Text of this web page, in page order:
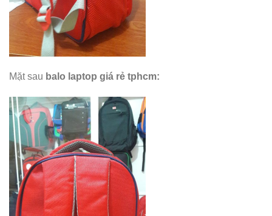
Mặt sau balo laptop giá rẻ tphcm: